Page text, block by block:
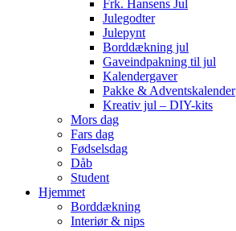
Frk. Hansens Jul
Julegodter
Julepynt
Borddækning jul
Gaveindpakning til jul
Kalendergaver
Pakke & Adventskalender
Kreativ jul – DIY-kits
Mors dag
Fars dag
Fødselsdag
Dåb
Student
Hjemmet
Borddækning
Interiør & nips